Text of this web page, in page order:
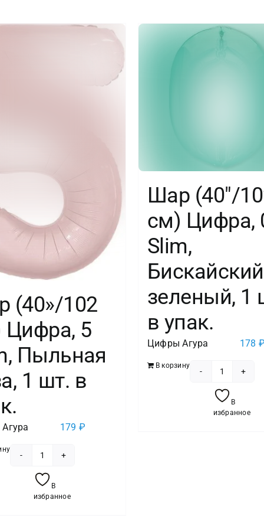
Сатин,
шт.
(40»/102
Цифра, 5
Пыльная
1 шт. в
179 ₽
товара
Шар
В
избранное
Шар (40″/
см) Цифра,
Slim,
Бискайский
зеленый, 1
в упак.
Цифры Агура 178
В корзину
товара
Шар
В
избранное